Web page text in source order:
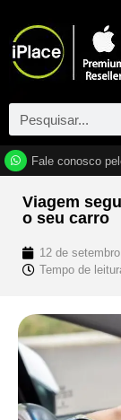
Fale conosco
Viagem
o seu carro
12 de